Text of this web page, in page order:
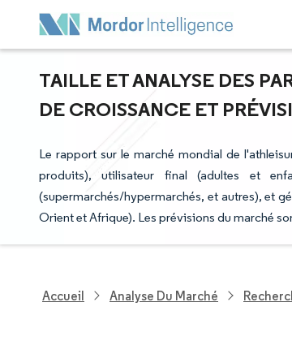
TAILLE ET ANALYSE DES
DE CROISSANCE ET
Le rapport sur le marché mondial de
produits), utilisateur final (adultes et
(supermarchés/hypermarchés, et autres), et
Orient et Afrique). Les prévisions du marché
Accueil Analyse Du Marché